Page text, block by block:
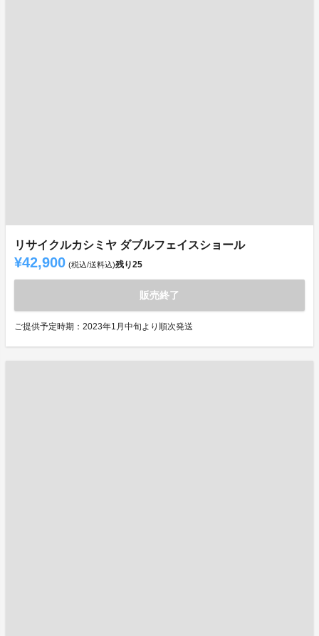
リサイクルカシミヤ ダブルフェイスショール
¥42,900 (税込/送料込)残り25
販売終了
ご提供予定時期：2023年1月中旬より順次発送